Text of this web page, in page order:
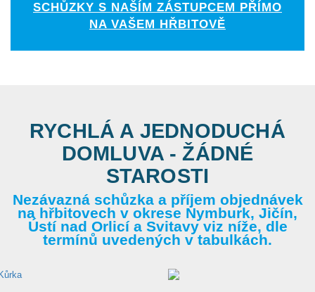
SCHŮZKY S NAŠÍM ZÁSTUPCEM PŘÍMO
NA VAŠEM HŘBITOVĚ
RYCHLÁ A JEDNODUCHÁ
DOMLUVA - ŽÁDNÉ
STAROSTI
Nezávazná schůzka a příjem objednávek
na hřbitovech v okrese Nymburk, Jičín,
Ústí nad Orlicí a Svitavy viz níže, dle
termínů uvedených v tabulkách.